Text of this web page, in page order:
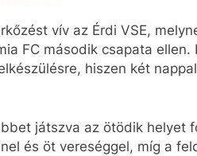
vív az Érdi VSE,
FC második csapata ellen.
hiszen két
játszva az ötödik helyet
és öt vereséggel, míg a